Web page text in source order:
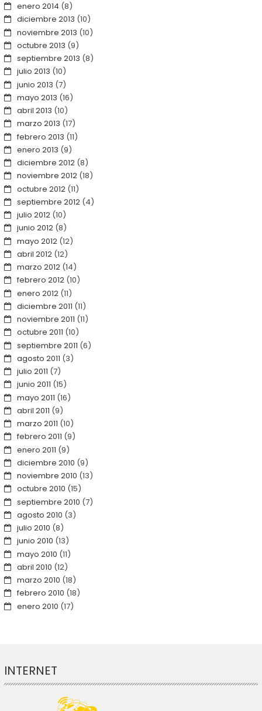
enero 2014 (8)
diciembre 2013 (10)
noviembre 2013 (10)
octubre 2013 (9)
septiembre 2013 (8)
julio 2013 (10)
junio 2013 (7)
mayo 2013 (16)
abril 2013 (10)
marzo 2013 (17)
febrero 2013 (11)
enero 2013 (9)
diciembre 2012(8)
noviembre 2012(18)
octubre 2012(11)
septiembre 2012(4)
julio 2012(10)
junio 2012(8)
mayo 2012(12)
abril 2012(12)
marzo 2012(14)
febrero 2012(10)
enero 2012(11)
diciembre 2011 (11)
noviembre 2011 (11)
octubre 2011 (10)
septiembre 2011 (6)
agosto 2011 (3)
julio 2011 (7)
junio 2011 (15)
mayo 2011 (16)
abril 2011 (9)
marzo 2011 (10)
febrero 2011 (9)
enero 2011 (9)
diciembre 2010 (9)
noviembre 2010 (13)
octubre 2010 (15)
septiembre 2010 (7)
agosto 2010 (3)
julio 2010 (8)
junio 2010 (13)
mayo 2010 (11)
abril 2010 (12)
marzo 2010 (18)
febrero 2010 (18)
enero 2010 (17)
INTERNET